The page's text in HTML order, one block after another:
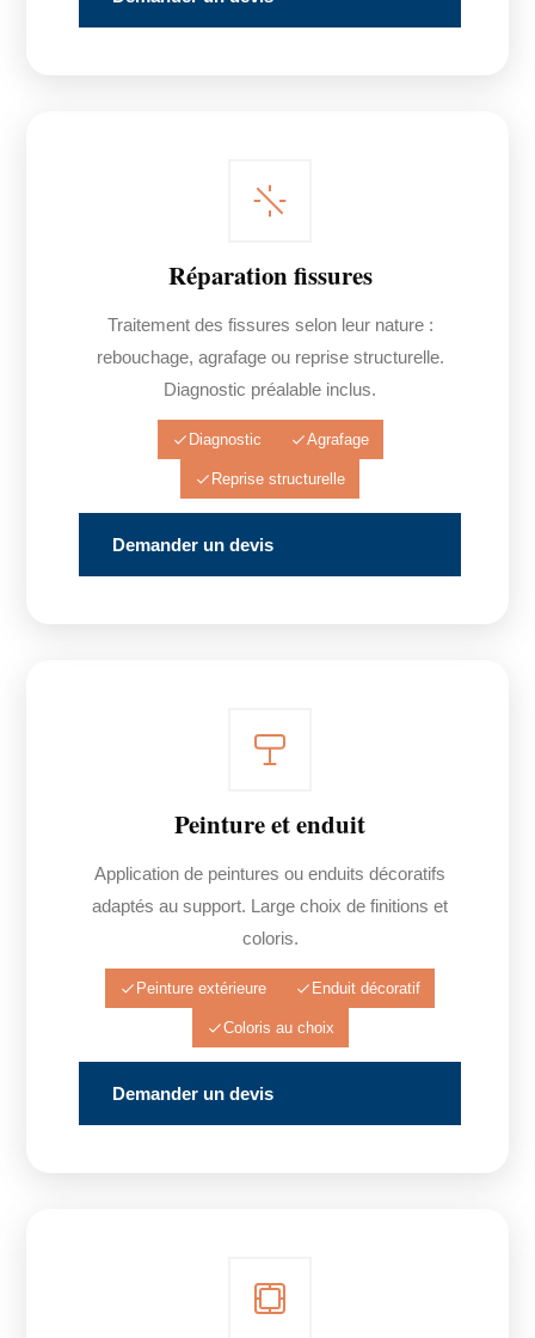
Réparation fissures
Traitement des fissures selon leur nature :
rebouchage, agrafage ou reprise structurelle.
Diagnostic préalable inclus.
Diagnostic Agrafage
Reprise structurelle
Demander un devis
Peinture et enduit
Application de peintures ou enduits décoratifs
adaptés au support. Large choix de finitions et
coloris.
Peinture extérieure Enduit décoratif
Coloris au choix
Demander un devis